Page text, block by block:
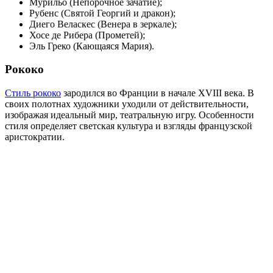
Рубенс (Святой Георгий и дракон);
Диего Веласкес (Венера в зеркале);
Хосе де Рибера (Прометей);
Эль Греко (Кающаяся Мария).
Рококо
Стиль рококо зародился во Франции в начале XVIII века. В
своих полотнах художники уходили от действительности,
изображая идеальный мир, театральную игру. Особенности
стиля определяет светская культура и взгляды французской
аристократии.